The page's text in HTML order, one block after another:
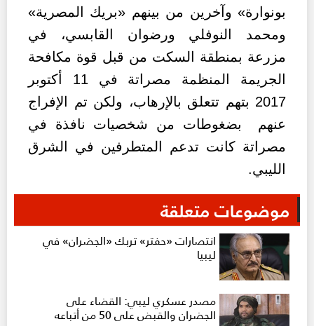
بونوارة» وآخرين من بينهم «بريك المصرية»
ومحمد النوفلي ورضوان القابسي، في
مزرعة بمنطقة السكت من قبل قوة مكافحة
الجريمة المنظمة مصراتة في 11 أكتوبر
2017 بتهم تتعلق بالإرهاب، ولكن تم الإفراج
عنهم بضغوطات من شخصيات نافذة في
مصراتة كانت تدعم المتطرفين في الشرق
الليبي.
موضوعات متعلقة
انتصارات «حفتر» تربك «الجضران» في
ليبيا
مصدر عسكري ليبي: القضاء على
الجضران والقبض على 50 من أتباعه